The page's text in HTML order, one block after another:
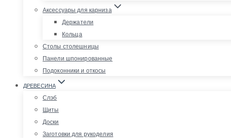
Аксессуары для карниза
Держатели
Кольца
Столы столешницы
Панели шпонированные
Подоконники и откосы
ДРЕВЕСИНА
Слэб
Щиты
Доски
Заготовки для рукоделия